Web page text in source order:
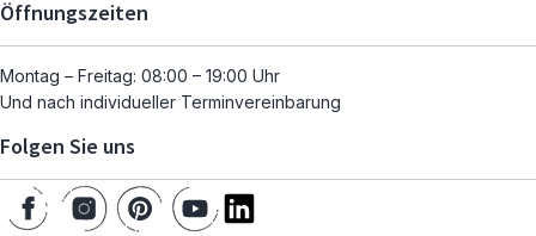
Öffnungszeiten
Montag – Freitag: 08:00 – 19:00 Uhr
Und nach individueller Terminvereinbarung
Folgen Sie uns